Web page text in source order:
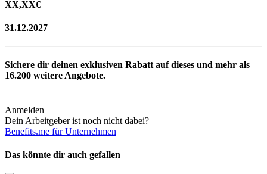
XX,XX€
31.12.2027
Sichere dir deinen exklusiven Rabatt auf dieses und mehr als
16.200 weitere Angebote.
Anmelden
Dein Arbeitgeber ist noch nicht dabei?
Benefits.me für Unternehmen
Das könnte dir auch gefallen